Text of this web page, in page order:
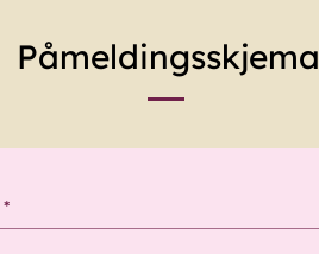
Påmeldingsskjema
*